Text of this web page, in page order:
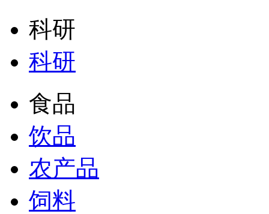
科研
科研
食品
饮品
农产品
饲料